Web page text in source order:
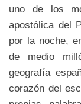
uno de los
apostólica del
por la noche,
de medio
geografía
corazón del